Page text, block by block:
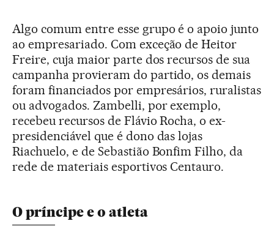
Algo comum entre esse grupo é o apoio junto
ao empresariado. Com exceção de Heitor
Freire, cuja maior parte dos recursos de sua
campanha provieram do partido, os demais
foram financiados por empresários, ruralistas
ou advogados. Zambelli, por exemplo,
recebeu recursos de Flávio Rocha, o ex-
presidenciável que é dono das lojas
Riachuelo, e de Sebastião Bonfim Filho, da
rede de materiais esportivos Centauro.
O príncipe e o atleta